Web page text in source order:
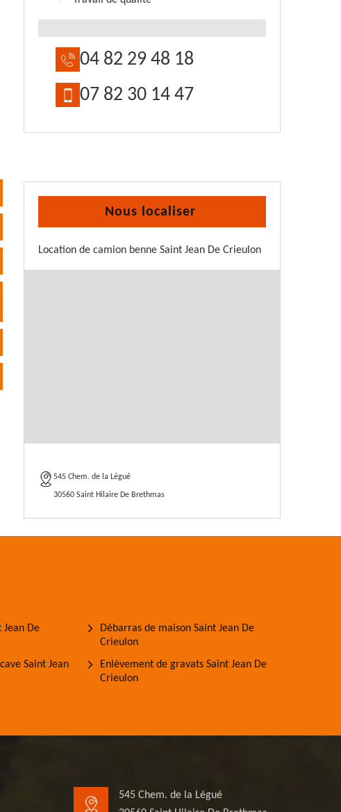
04 82 29 48 18
07 82 30 14 47
Nous localiser
Location de camion benne Saint Jean De Crieulon
545 Chem. de la Légué
30560 Saint Hilaire De Brethmas
Jean De
Saint Jean
Débarras de maison Saint Jean De
Crieulon
Enlèvement de gravats Saint Jean De
Crieulon
545 Chem. de la Légué